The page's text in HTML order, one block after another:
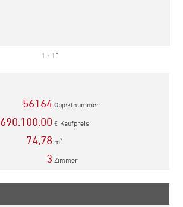
1 / 12
56164 Objektnummer
690.100,00 € Kaufpreis
74,78 m2
3 Zimmer